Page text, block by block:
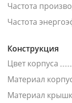
Частота
Частота
Конструкция
Цвет корпуса
Материал
Материал